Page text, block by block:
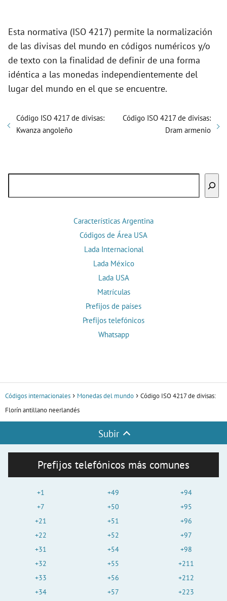
e
o
Esta normativa (ISO 4217) permite la normalización
de las divisas del mundo en códigos numéricos y/o
de texto con la finalidad de definir de una forma
idéntica a las monedas independientemente del
lugar del mundo en el que se encuentre.
Código ISO 4217 de divisas:
Kwanza angoleño
Código ISO 4217 de divisas:
Dram armenio
Características Argentina
Códigos de Área USA
Lada Internacional
Lada México
Lada USA
Matrículas
Prefijos de países
Prefijos telefónicos
Whatsapp
Códigos internacionales Monedas del mundo
Código ISO 4217 de divisas:
Florín antillano neerlandés
Subir
Prefijos telefónicos más comunes
+1
+7
+21
+22
+31
+32
+33
+34
+49
+50
+51
+52
+54
+55
+56
+57
+94
+95
+96
+97
+98
+211
+212
+223